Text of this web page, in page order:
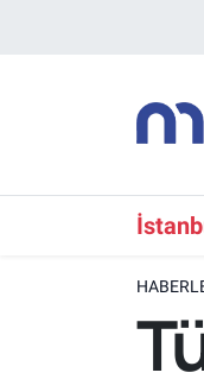
Hava Durumu
İstanbul
Süper Lig